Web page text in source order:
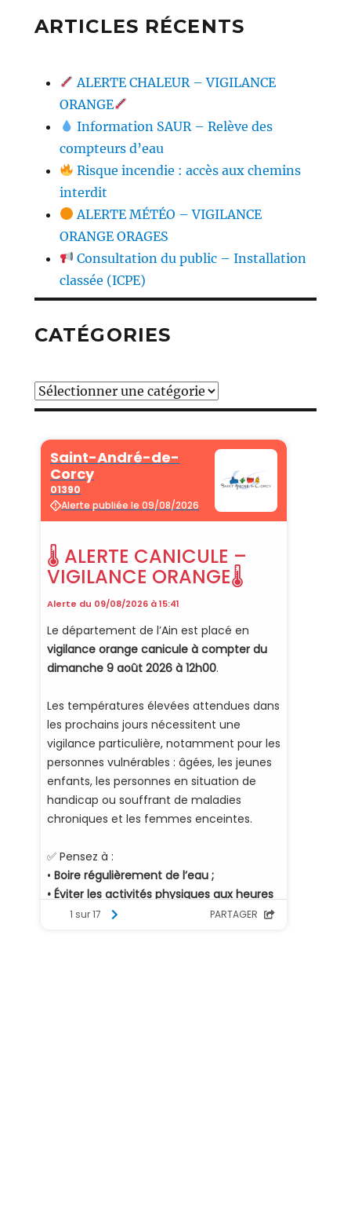
ARTICLES RÉCENTS
ALERTE CHALEUR – VIGILANCE
ORANGE
Information SAUR – Relève des
compteurs d’eau
Risque incendie : accès aux chemins
interdit
ALERTE MÉTÉO – VIGILANCE
ORANGE ORAGES
Consultation du public – Installation
classée (ICPE)
CATÉGORIES
Catégories